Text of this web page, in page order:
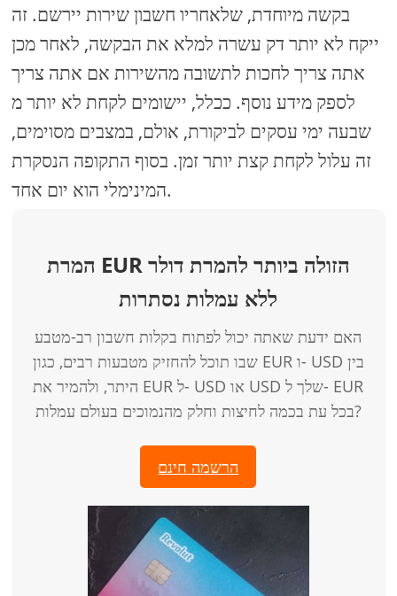
בקשה מיוחדת, שלאחריו חשבון שירות יירשם. זה
ייקח לא יותר דק עשרה למלא את הבקשה, לאחר מכן
אתה צריך לחכות לתשובה מהשירות אם אתה צריך
לספק מידע נוסף. ככלל, יישומים לקחת לא יותר מ
שבעה ימי עסקים לביקורת, אולם, במצבים מסוימים,
זה עלול לקחת קצת יותר זמן. בסוף התקופה הנסקרת
המינימלי הוא יום אחד.
המרת EUR הזולה ביותר להמרת דולר
ללא עמלות נסתרות
האם ידעת שאתה יכול לפתוח בקלות חשבון רב-מטבע
שבו תוכל להחזיק מטבעות רבים, כגון EUR ו- USD בין
היתר, ולהמיר את EUR ל- USD או USD שלך ל- EUR
בכל עת בכמה לחיצות וחלק מהנמוכים בעולם עמלות?
הרשמה חינם